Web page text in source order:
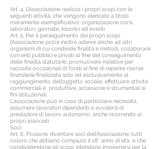
Art. 4. L’Associazione realizza i propri scopi con le
seguenti attività, che vengono elencate a titolo
meramente esemplificativo: organizzazione corsi,
laboratori, giornate, incontri ed eventi
Art. 5. Per il perseguimento dei propri scopi
l’Associazione potrà inoltre aderire anche ad altri
organismi di cui condivide finalità e metodi, collaborare
con enti pubblici e privati al fine del conseguimento
delle finalità statutarie, promuovere iniziative per
raccolte occasionali di fondi al fine di reperire risorse
finanziarie finalizzate solo ed esclusivamente al
raggiungimento dell’oggetto sociale; effettuare attività
commerciali e produttive, accessorie e strumentali ai
fini istituzionali.
L'associazione può in caso di particolare necessità,
assumere lavoratori dipendenti o avvalersi di
prestazioni di lavoro autonomo, anche ricorrendo ai
propri associati.
Soci
Art. 6. Possono diventare soci dell'Associazione, tutti
coloro che abbiano compiuto il 18° anno di età e che
condividendone gli scopi, intendano impegnarsi per la